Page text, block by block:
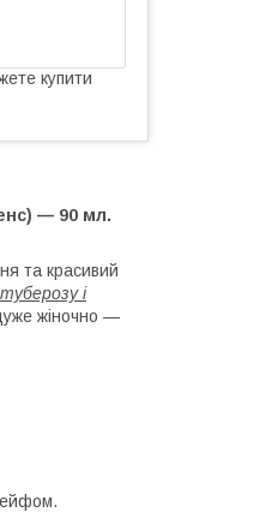
купити
— 90 мл.
та красивий
і
жіночно —